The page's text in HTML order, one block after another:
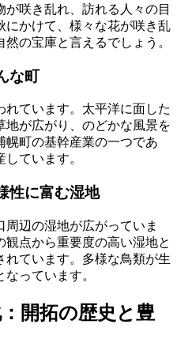
咲き乱れ、訪れる人々の目
にかけて、様々な花が咲き乱
の宝庫と言えるでしょう。
な町
ています。太平洋に面した
が広がり、のどかな風景を
幌町の基幹産業の一つであ
ています。
性に富む湿地
辺の湿地が広がっていま
点から重要度の高い湿地と
れています。多様な鳥類が生
っています。
開拓の歴史と豊